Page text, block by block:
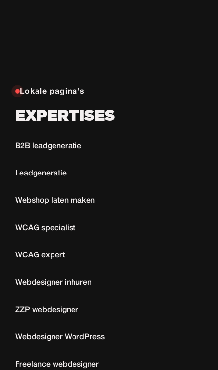
Lokale pagina's
EXPERTISES
B2B leadgeneratie
Leadgeneratie
Webshop laten maken
WCAG specialist
WCAG expert
Webdesigner inhuren
ZZP webdesigner
Webdesigner WordPress
Freelance webdesigner